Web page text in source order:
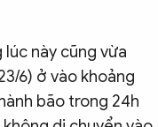
lúc này cũng vừa
6) ở vào khoảng
bão trong 24h